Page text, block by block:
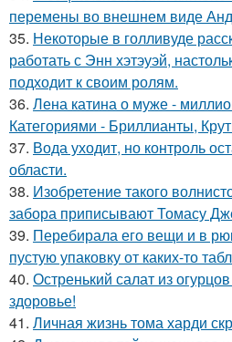
перемены во внешнем виде
35. Некоторые в голливуде
работать с Энн хэтэуэй,
подходит к своим ролям.
36. Лена катина о муже -
Категориями - Бриллианты,
37. Вода уходит, но контроль
области.
38. Изобретение такого
забора приписывают Томасу
39. Перебирала его вещи и в
пустую упаковку от каких-то
40. Остренький салат из
здоровье!
41. Личная жизнь тома харди